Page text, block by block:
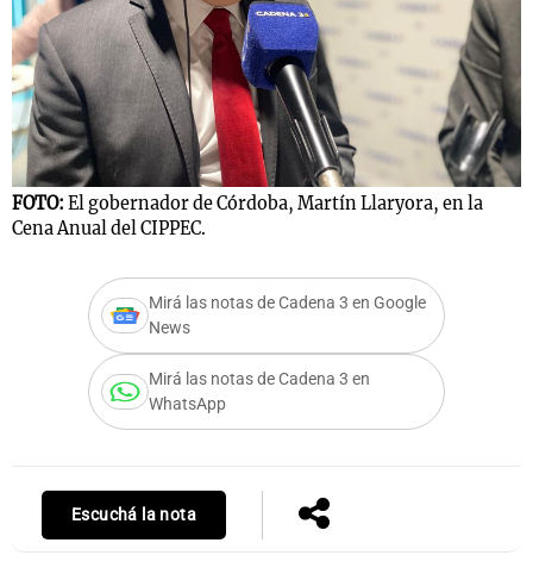
FOTO: El gobernador de Córdoba, Martín Llaryora, en la
Cena Anual del CIPPEC.
Mirá las notas de Cadena 3 en Google
News
Mirá las notas de Cadena 3 en
WhatsApp
Escuchá la nota
Notas
Mundial 2026
La Sole en
Cadena 3